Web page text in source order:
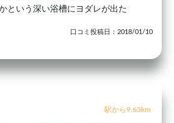
という深い浴槽にヨダレが出た
口コミ投稿日：2018/01/10
駅から9.63km